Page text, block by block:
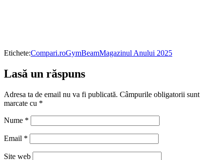
Etichete:Compari.roGymBeamMagazinul Anului 2025
Lasă un răspuns
Adresa ta de email nu va fi publicată. Câmpurile obligatorii sunt
marcate cu *
Nume *
Email *
Site web